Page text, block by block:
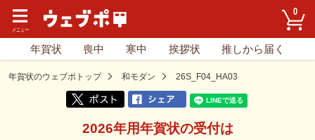
0
年賀状 喪中 寒中 挨拶状 推しから届く
年賀状のウェブポトップ 和モダン 26S_F04_HA03
2026年用年賀状の受付は